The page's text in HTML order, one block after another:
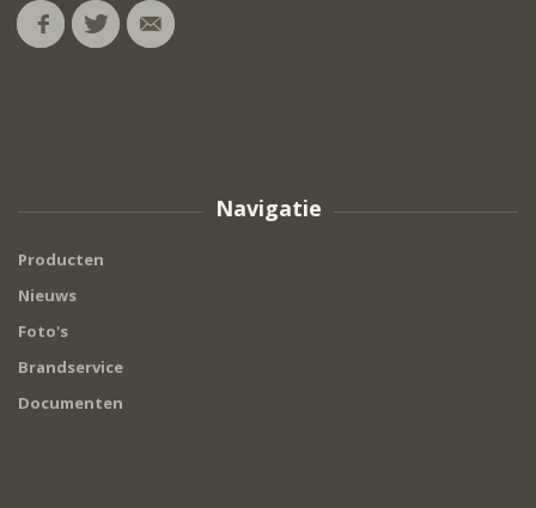
Navigatie
Producten
Nieuws
Foto's
Brandservice
Documenten